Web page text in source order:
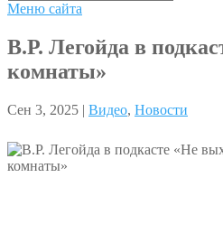
Меню сайта
В.Р. Легойда в
комнаты»
Сен 3, 2025 | Видео, Новости